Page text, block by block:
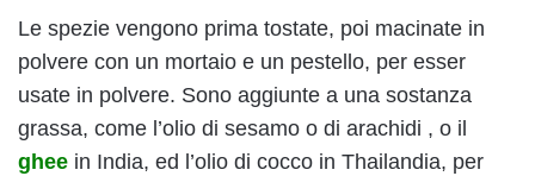
Le spezie vengono prima tostate, poi macinate in
polvere con un mortaio e un pestello, per esser
usate in polvere. Sono aggiunte a una sostanza
grassa, come l’olio di sesamo o di arachidi , o il
ghee in India, ed l’olio di cocco in Thailandia, per